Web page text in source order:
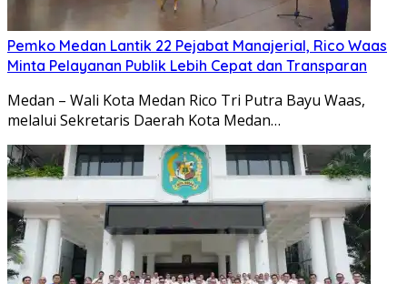
Pemko Medan Lantik 22 Pejabat Manajerial, Rico Waas
Minta Pelayanan Publik Lebih Cepat dan Transparan
Medan – Wali Kota Medan Rico Tri Putra Bayu Waas,
melalui Sekretaris Daerah Kota Medan…